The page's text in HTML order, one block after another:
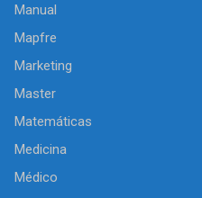
Manual
Mapfre
Marketing
Master
Matemáticas
Medicina
Médico